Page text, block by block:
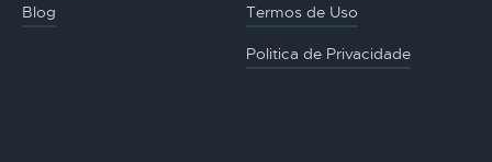
Blog Termos de Uso
Politica de Privacidade